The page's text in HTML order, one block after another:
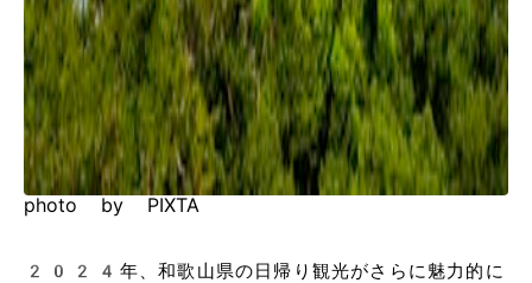
photo by PIXTA
2024年、和歌山県の日帰り観光がさらに魅力的に